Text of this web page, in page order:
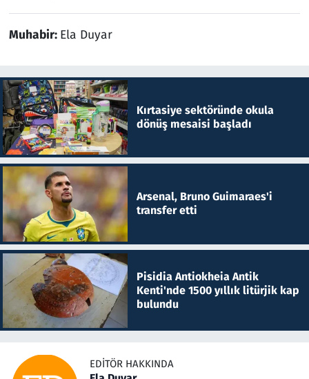
Muhabir: Ela Duyar
Kırtasiye sektöründe okula
dönüş mesaisi başladı
Arsenal, Bruno Guimaraes'i
transfer etti
Pisidia Antiokheia Antik
Kenti'nde 1500 yıllık litürjik kap
bulundu
EDITÖR HAKKINDA